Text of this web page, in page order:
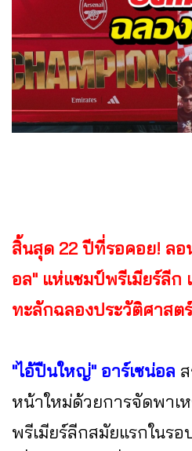
สิ้นสุด 22 ปีที่รอคอย! ลอ
อล" แห่แชมป์พรีเมียร์ลี
ทะลักฉลองประวัติศาสตร์
"ไอ้ปืนใหญ่" อาร์เซน่อล
หน้าใหม่ด้วยการจัดพาเ
พรีเมียร์ลีกสมัยแรกในร